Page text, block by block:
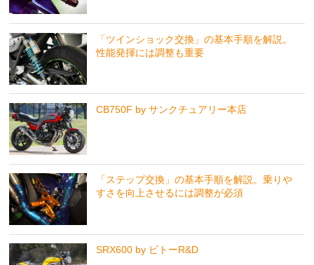
「ツインショック交換」の基本手順を解説。
性能発揮には調整も重要
CB750F by サンクチュアリー本店
「ステップ交換」の基本手順を解説。乗りや
すさを向上させるには調整が必須
SRX600 by ビトーR&D